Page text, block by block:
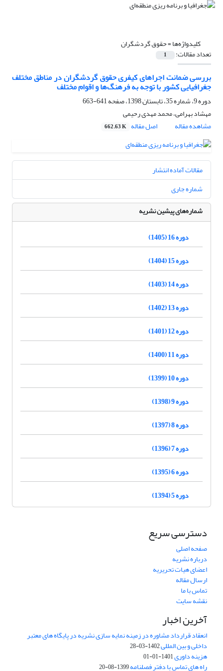
کلیدواژه‌ها =حقوق گردشگران
تعداد مقالات: 1
بررسی ضمانت اجراهای کیفری حقوق گردشگران در مناطق مختلف
جغرافیایی کشور با توجه به فرهنگ‌ها و اقوام مختلف
دوره 9، شماره 35، تابستان 1398، صفحه
641-663
مهشاد بهرامی، محمد مهدی رحیمی
مشاهده مقاله
اصل مقاله 662.63 K
مقالات آماده انتشار
شماره جاری
شماره‌های پیشین نشریه
دوره 16 (1405)
دوره 15 (1404)
دوره 14 (1403)
دوره 13 (1402)
دوره 12 (1401)
دوره 11 (1400)
دوره 10 (1399)
دوره 9 (1398)
دوره 8 (1397)
دوره 7 (1396)
دوره 6 (1395)
دوره 5 (1394)
دسترسی سریع
صفحه اصلی
درباره نشریه
اعضای هیات تحریریه
ارسال مقاله
تماس با ما
نقشه سایت
آخرین اخبار
انعقاد قرارداد مشاوره در زمینه نمایه سازی نشریه در پایگاه های معتبر
داخلی و بین المللی1402-03-28
هزینه داوری1401-01-01
راه های تماس با دفتر فصلنامه1399-08-20